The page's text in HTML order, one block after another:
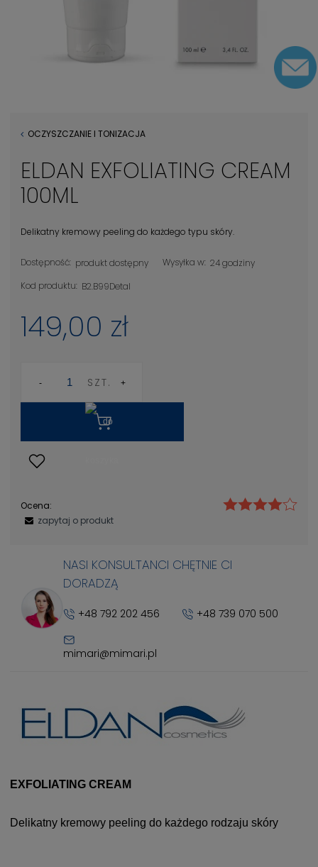
OCZYSZCZANIE I TONIZACJA
ELDAN EXFOLIATING CREAM
100ML
Delikatny kremowy peeling do każdego typu skóry.
Dostępność: produkt dostępny Wysyłka w: 24 godziny
Kod produktu: B2.B99Detal
149,00 zł
SZT.
Ocena:
zapytaj o produkt
NASI KONSULTANCI CHĘTNIE CI
DORADZĄ
+48 792 202 456 +48 739 070 500
mimari@mimari.pl
EXFOLIATING CREAM
Delikatny kremowy peeling do każdego rodzaju skóry